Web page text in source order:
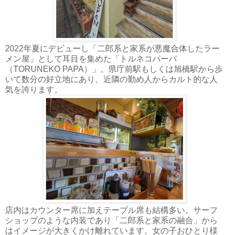
2022年夏にデビューし「二郎系と家系が悪魔合体したラー
メン屋」として耳目を集めた「トルネコパーパ
（TORUNEKO PAPA）」。県庁前駅もしくは旭橋駅から歩
いて数分の好立地にあり、近隣の勤め人からカルト的な人
気を誇ります。
店内はカウンター席に加えテーブル席も結構多い。サーフ
ショップのような内装であり「二郎系と家系の融合」から
はイメージが大きくかけ離れています。女の子おひとり様